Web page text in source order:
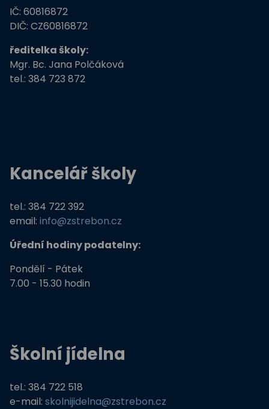
Zdravé město Třeboň a ZŠ
Stromy, skřeti, dřeváci
EU peníze školám
Němčina nekouše
Podpora programů prevence krim
IČ: 60816872
DIČ: CZ60816872
ředitelka školy:
Mgr. Bc. Jana Polčáková
tel.: 384 723 872
Kancelář školy
tel.: 384 722 392
email: info@zstrebon.cz
Úřední hodiny podatelny:
Pondělí - Pátek
7.00 - 15.30 hodin
Školní jídelna
tel.: 384 722 518
e-mail: skolnijidelna@zstrebon.cz